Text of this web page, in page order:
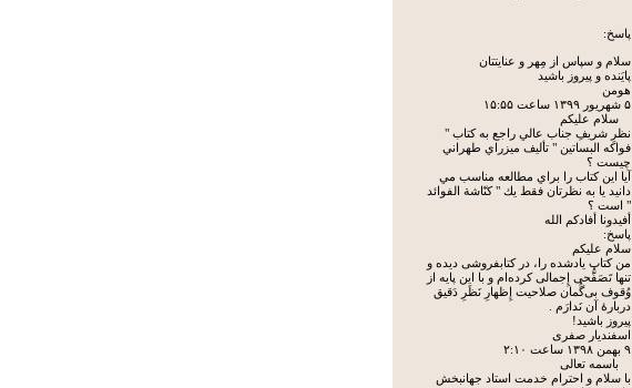
پاسخ:
سلام و سپاس از مِهر و عنایتتان
پایَنده و پیروز باشید
هومن
۵ شهريور ۱۳۹۹ ساعت ۱۵:۵۵
سلام عليكم
نظرِ شريفِ جناب عالي راجع به كتاب "
فواكه البساتين " تأليف ميزراي طهراني
چيست ؟
آيا اين كتاب را براي مطالعه مناسب مي
دانيد يا به نظرتان فقط يك " كنّاشة الفوائد
" است ؟
أفيدونا أفادكم الله
پاسخ:
سلام علیکم
من کتاب یادشده را، در کتابفروشی دیده و
تنها تَصَفُّحی إِجمالی کرده‌ام و با این پایه از
وُقوف بی‌گُمان صلاحیت إِظهارِ نَظَرِ دَقیق
دربارۀ آن نَدارَم .
پیروز باشید!
اسفندیار صفری
۹ بهمن ۱۳۹۸ ساعت ۲:۱۰
باسمه تعالی
با سلام و احترام خدمت استاد جهانبخش